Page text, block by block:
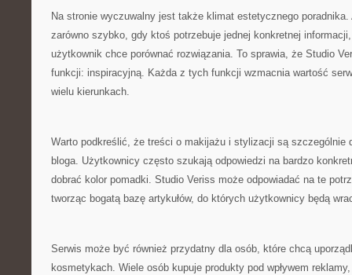
Na stronie wyczuwalny jest także klimat estetycznego
zarówno szybko, gdy ktoś potrzebuje jednej konkretnej
użytkownik chce porównać rozwiązania. To sprawia, że Studio
funkcji: inspiracyjną. Każda z tych funkcji wzmacnia wartość
wielu kierunkach.
Warto podkreślić, że treści o makijażu i stylizacji są szczególnie
bloga. Użytkownicy często szukają odpowiedzi na bardzo
dobrać kolor pomadki. Studio Veriss może odpowiadać na te
tworząc bogatą bazę artykułów, do których użytkownicy będą
Serwis może być również przydatny dla osób, które chcą
kosmetykach. Wiele osób kupuje produkty pod wpływem